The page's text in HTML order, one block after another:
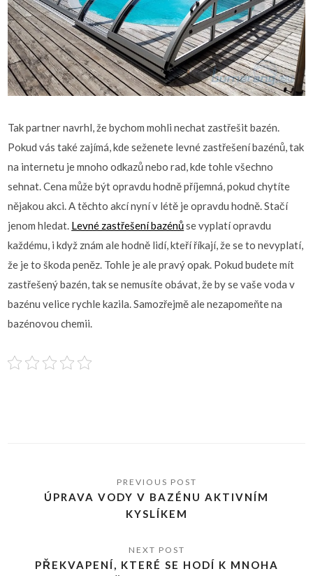
Tak partner navrhl, že bychom mohli nechat zastřešit bazén.
Pokud vás také zajímá, kde seženete levné zastřešení bazénů, tak
na internetu je mnoho odkazů nebo rad, kde tohle všechno
sehnat. Cena může být opravdu hodně příjemná, pokud chytíte
nějakou akci. A těchto akcí nyní v létě je opravdu hodně. Stačí
jenom hledat. Levné zastřešení bazénůse vyplatí opravdu
každému, i když znám ale hodně lidí, kteří říkají, že se to nevyplatí,
že je to škoda peněz. Tohle je ale pravý opak. Pokud budete mít
zastřešený bazén, tak se nemusíte obávat, že by se vaše voda v
bazénu velice rychle kazila. Samozřejmě ale nezapomeňte na
bazénovou chemii.
ÚPRAVA VODY V BAZÉNU AKTIVNÍM
KYSLÍKEM
PŘEKVAPENÍ, KTERÉ SE HODÍ K MNOHA